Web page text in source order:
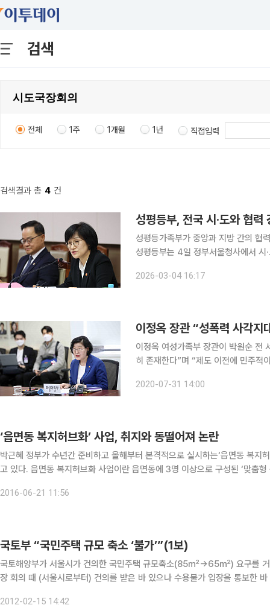
검색
전체 1주 1개월 1년 직접입력
검색결과 총 4 건
성평등부, 전국 시·도와 협
성평등가족부가 중앙과 지방 간의 협
성평등부는 4일 정부서울청사에서 시
해 위기 청소년과 가족 지원 강화, 폭
2026-03-04 16:17
이정옥 장관 “성폭력 사각
이정옥 여성가족부 장관이 박원순 전
히 존재한다”며 “제도 이전에 민주적
열고 최근 지방자치단체에서 일어난
2020-07-31 14:00
‘읍면동 복지허브화’ 사업, 취지와 동떨어져 논란
박근혜 정부가 수년간 준비하고 올해부터 본격적으로 실시하는‘읍면동 복지
고 있다. 읍면동 복지허브화 사업이란 읍면동에 3명 이상으로 구성된 ‘맞춤형 복지팀’을 꾸려 송파 세모녀 사건과 같은 사건들이 발생하지
2016-06-21 11:56
국토부 “국민주택 규모 축소 ‘불가’”(1보)
국토해양부가 서울시가 건의한 국민주택 규모축소(85㎡->65㎡) 요구를 거절했다. 15일 박상우 국토부 주택토지시장은 “
장 회의 때 (서울시로부터) 건의를 받은 바 있으나 수용불가 입장을 통보한
2012-02-15 14:42